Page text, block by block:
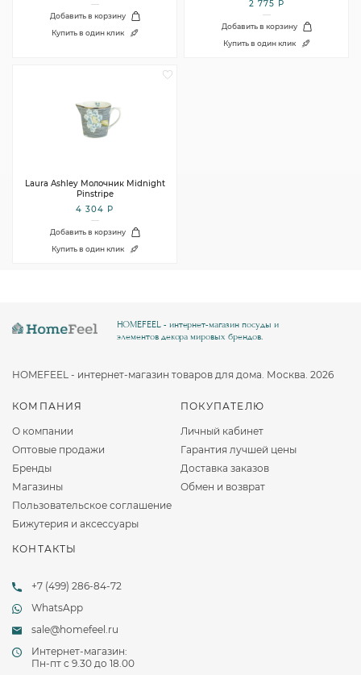
Добавить в корзину
Купить в один клик
2 775 Р
Добавить в корзину
Купить в один клик
Laura Ashley Молочник Midnight
Pinstripe
4 304 Р
Добавить в корзину
Купить в один клик
КОМПАНИЯ
О компании
Оптовые продажи
Бренды
Магазины
Пользовательское соглашение
Бижутерия и аксессуары
ПОКУПАТЕЛЮ
Личный кабинет
Гарантия лучшей цены
Доставка заказов
Обмен и возврат
КОНТАКТЫ
+7 (499) 286-84-72
WhatsApp
sale@homefeel.ru
Интернет-магазин:
Пн-пт c 9.30 до 18.00
HOMEFEEL - интернет-магазин посуды и
элементов декора мировых брендов.
HOMEFEEL - интернет-магазин товаров для дома. Москва. 2026